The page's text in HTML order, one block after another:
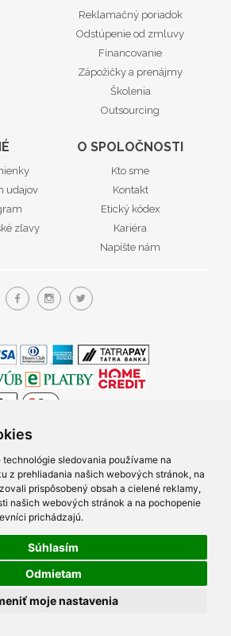
sledovania používame na
z prehliadania našich webových stránok, na
prispôsobený obsah a cielené reklamy,
našich webových stránok a na pochopenie
prichádzajú.
Súhlasím
Odmietam
moje nastavenia
Reklamačný poriadok
Odstúpenie od zmluvy
Financovanie
Zápožičky a prenájmy
Školenia
Outsourcing
udajov
zľavy
O SPOLOČNOSTI
Kto sme
Kontakt
Etický kódex
Kariéra
Napíšte nám
Computers s.r.o., Všetky práva vyhradené.
media s.r.o.|Napíšte námv prípade
s prezeraním našich stránok.